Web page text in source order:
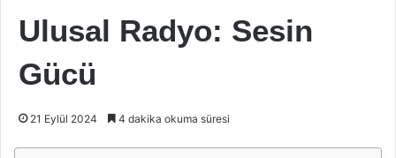
Ulusal Radyo: Sesin
Gücü
21 Eylül 2024 4 dakika okuma süresi